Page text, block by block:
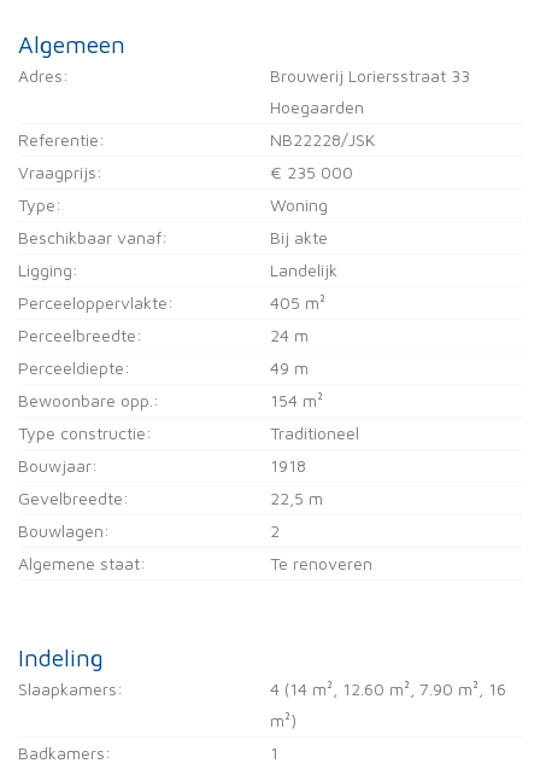
Algemeen
Adres:
Brouwerij Loriersstraat 33
Hoegaarden
Referentie:
NB22228/JSK
Vraagprijs:
€ 235 000
Type:
Woning
Beschikbaar vanaf:
Bij akte
Ligging:
Landelijk
Perceeloppervlakte:
405 m²
Perceelbreedte:
24 m
Perceeldiepte:
49 m
Bewoonbare opp.:
154 m²
Type constructie:
Traditioneel
Bouwjaar:
1918
Gevelbreedte:
22,5 m
Bouwlagen:
2
Algemene staat:
Te renoveren
Indeling
Slaapkamers: 4 (14 m², 12.60 m², 7.90 m², 16
m²)
Badkamers:
1